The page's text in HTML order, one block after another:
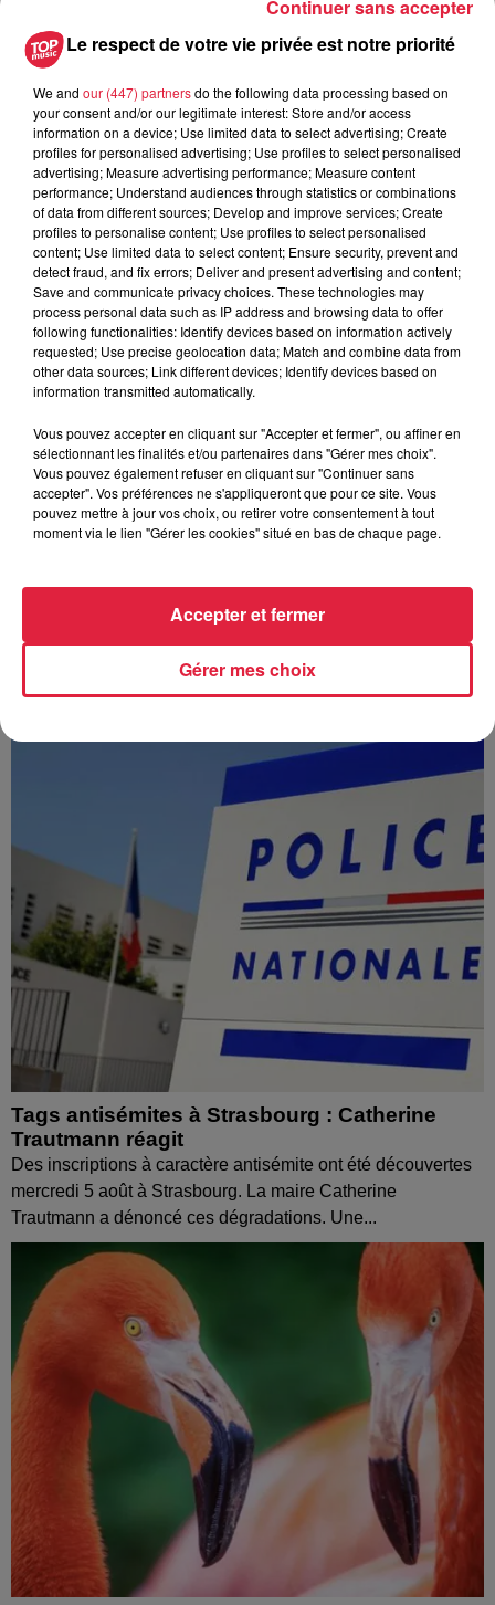
Au zoo de Mulhouse : rencontre
avec les flamants rouges
À découvrir également
À Hoerdt, de l’eau brune sort des robinets
Depuis plusieurs jours, des habitants de Hoerdt ont vu de
Tags antisémites à Strasbourg : Catherine
Trautmann réagit
Des inscriptions à caractère antisémite ont été découvertes
mercredi 5 août à Strasbourg. La maire Catherine
Trautmann a dénoncé ces dégradations. Une...
Le respect de votre vie privée est notre priorité
We and our (447) partnersdo the following data processing based on
your consent and/or our legitimate interest: Store and/or access
information on a device; Use limited data to select advertising; Create
profiles for personalised advertising; Use profiles to select personalised
advertising; Measure advertising performance; Measure content
performance; Understand audiences through statistics or combinations
of data from different sources; Develop and improve services; Create
profiles to personalise content; Use profiles to select personalised
content; Use limited data to select content; Ensure security, prevent and
detect fraud, and fix errors; Deliver and present advertising and content;
Save and communicate privacy choices. These technologies may
process personal data such as IP address and browsing data to offer
following functionalities: Identify devices based on information actively
requested; Use precise geolocation data; Match and combine data from
other data sources; Link different devices; Identify devices based on
information transmitted automatically.
Vous pouvez accepter en cliquant sur "Accepter et fermer", ou affiner en
sélectionnant les finalités et/ou partenaires dans "Gérer mes choix".
Vous pouvez également refuser en cliquant sur "Continuer sans
accepter". Vos préférences ne s'appliqueront que pour ce site. Vous
pouvez mettre à jour vos choix, ou retirer votre consentement à tout
moment via le lien "Gérer les cookies" situé en bas de chaque page.
Gérer mes choix
Accepter et fermer
Continuer sans accepter